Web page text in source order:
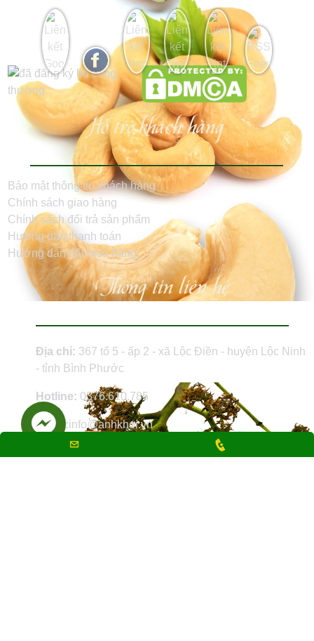
Hỗ trợ khách hàng
Bảo mật thông tin khách hàng
Chính sách giao hàng
Chính sách đổi trả sản phẩm
Hướng dẫn thanh toán
Hướng dẫn đặt mua hàng
Thông tin liên hệ
Địa chỉ: 367 tổ 5 - ấp 2 - xã Lộc Điền - huyện Lộc Ninh
- tỉnh Bình Phước
Hotline: 0376.610.785
Email:info@anhkhoi.vn
Giấy phép kinh doanh - MST: 380 118 6351 - Đăng ký